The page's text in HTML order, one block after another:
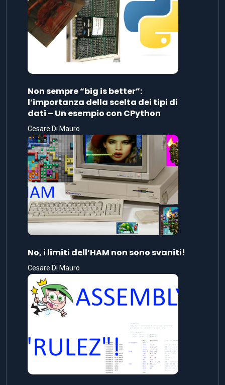
Non sempre “big is better”:
l’importanza della scelta dei tipi di
dati – Un esempio con CPython
Cesare Di Mauro
No, i limiti dell’HAM non sono svaniti!
Cesare Di Mauro